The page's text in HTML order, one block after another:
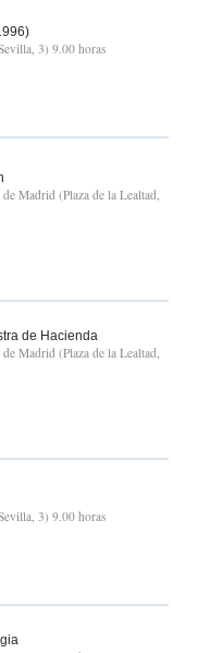
3) 9.00 horas
Madrid (Plaza de la Lealtad,
de Hacienda
Madrid (Plaza de la Lealtad,
3) 9.00 horas